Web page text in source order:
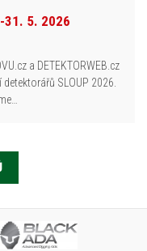
31. 5. 2026
a DETEKTORWEB.cz
SLOUP 2026.